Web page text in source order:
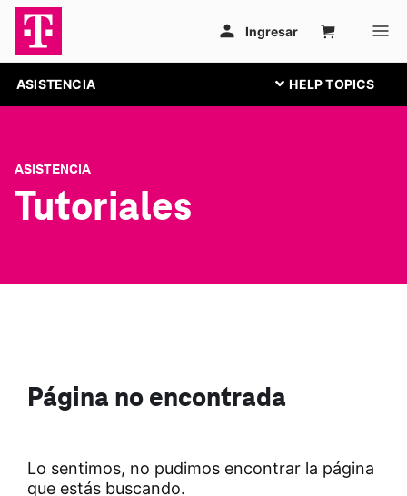
ASISTENCIA
ASISTENCIA
Tutoriales